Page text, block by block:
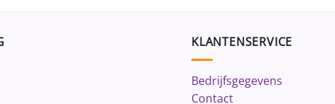
KLANTENSERVICE
Bedrijfsgegevens
Contact